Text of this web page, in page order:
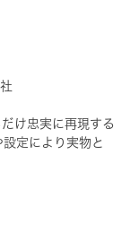
け忠実に再現する
定により実物と